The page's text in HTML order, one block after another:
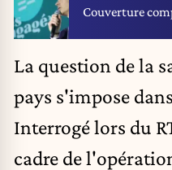
Couverture
La question de la
pays s'impose
Interrogé lors du
cadre de